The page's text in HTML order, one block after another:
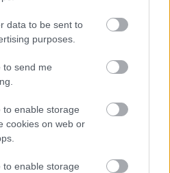
data to be sent to
purposes.
to send me
to enable storage
cookies on web or
to enable storage